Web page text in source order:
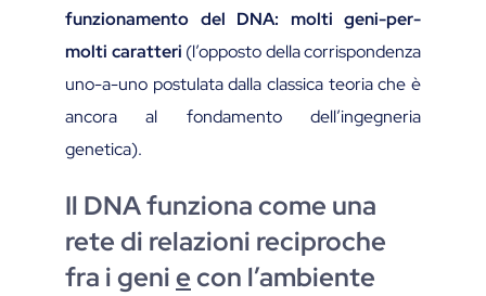
funzionamento del DNA: molti geni-per-
molti caratteri (l’opposto della corrispondenza
uno-a-uno postulata dalla classica teoria che è
ancora al fondamento dell’ingegneria
genetica).
Il DNA funziona come una
rete di relazioni reciproche
fra i geniecon l’ambiente